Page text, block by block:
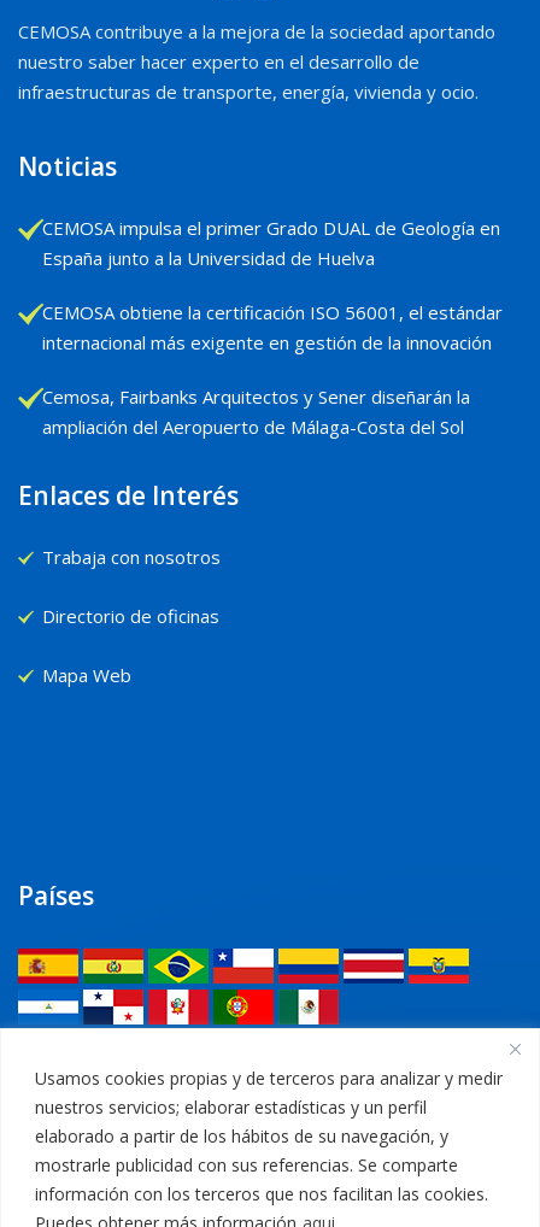
Usamos cookies propias y de terceros para analizar y medir
nuestros servicios; elaborar estadísticas y un perfil
elaborado a partir de los hábitos de su navegación, y
mostrarle publicidad con sus referencias. Se comparte
información con los terceros que nos facilitan las cookies.
Puedes obtener más información aqui
CEMOSA contribuye a la mejora de la sociedad aportando
nuestro saber hacer experto en el desarrollo de
infraestructuras de transporte, energía, vivienda y ocio.
Noticias
CEMOSA impulsa el primer Grado DUAL de Geología en
España junto a la Universidad de Huelva
CEMOSA obtiene la certificación ISO 56001, el estándar
internacional más exigente en gestión de la innovación
Cemosa, Fairbanks Arquitectos y Sener diseñarán la
ampliación del Aeropuerto de Málaga-Costa del Sol
Enlaces de Interés
Trabaja con nosotros
Directorio de oficinas
Mapa Web
Países
Legal
Política de privacidad
Aviso Legal